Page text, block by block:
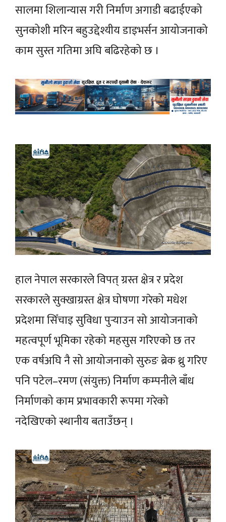
सालमा शिलान्यास गरी निर्माण अगाडी बढाईएको
सुनकोशी मरिन बहुउद्देश्यीय डाइभर्सन आयोजनाको
काम सुस्त गतिमा अघि बढिरहेको छ ।
हाल नेपाल सरकारले विपत् ग्रस्त क्षेत्र र प्रदेश
सरकारले सुक्खाग्रस्त क्षेत्र घोषणा गरेको मधेश
प्रदेशमा सिँचाइ सुविधा पुर्‍याउन सो आयोजनाको
महत्वपूर्ण भूमिका रहेको महसुस गरिएको छ तर
एक वर्षअघि नै सो आयोजनाको सुरुङ ब्रेक थ्रु गरिए
पनि पटेल–रमण (संयुक्त) निर्माण कम्पनीले बाँध
निर्माणको काम प्रभावकारी रूपमा गरेको
नदेखिएको स्थानीय बताउँछन् ।